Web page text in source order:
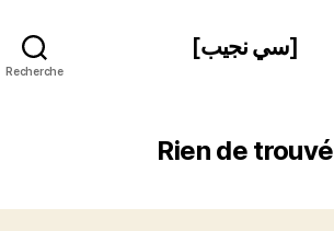
Recherche
[سي نجيب]
Rien de trouvé